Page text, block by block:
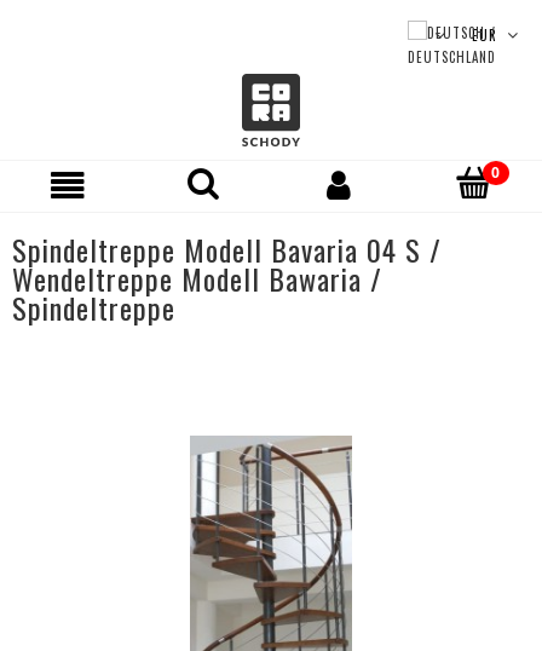
Spindeltreppe Modell Bavaria 04 S /
Wendeltreppe Modell Bawaria /
Spindeltreppe